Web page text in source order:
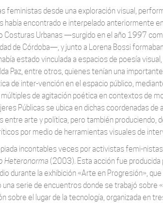
feministas desde una exploración visual,
había encontrado e interpelado anteriormente
Costuras Urbanas —surgido en el año 1997
de Córdoba—, y junto a Lorena Bossi
estado vinculada a espacios de poesía
Paz, entre otros, quienes tenían una
de inter-vención en el espacio público,
de agitación poética en contextos de
Públicas se ubica en dichas coordenadas
arte y política, pero también produciendo,
por medio de herramientas visuales de
incontables veces por activistas femi-
Heteronorma (2003). Esta acción fue
durante la exhibición «Arte en Progresión»,
serie de encuentros donde se trabajó sobre
sobre el lugar de la tecnología, organizada en